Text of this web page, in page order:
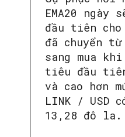
EMA20 ngày
đầu tiên
đã chuyển
sang mua
tiêu đầu
và cao hơn
LINK / USD
13,28 đô la.